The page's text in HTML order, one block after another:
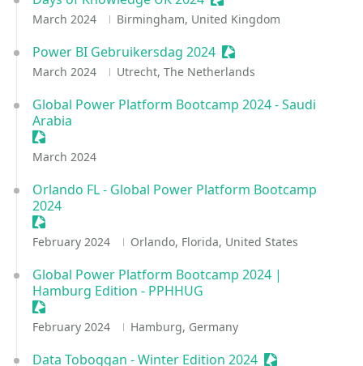
March 2024 Birmingham, United Kingdom
Power BI Gebruikersdag 2024 Sessionize Event
March 2024 Utrecht, The Netherlands
Global Power Platform Bootcamp 2024 - Saudi
Arabia
Sessionize Event
March 2024
Orlando FL - Global Power Platform Bootcamp
2024
Sessionize Event
February 2024 Orlando, Florida, United States
Global Power Platform Bootcamp 2024 |
Hamburg Edition - PPHHUG
Sessionize Event
February 2024 Hamburg, Germany
Data Toboggan - Winter Edition 2024 Sessionize